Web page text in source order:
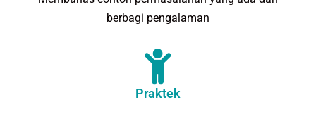
berbagi pengalaman
Praktek